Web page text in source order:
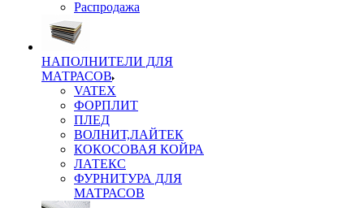
Распродажа
НАПОЛНИТЕЛИ ДЛЯ
МАТРАСОВ
VATEX
ФОРПЛИТ
ПЛЕД
ВОЛНИТ,ЛАЙТЕК
КОКОСОВАЯ КОЙРА
ЛАТЕКС
ФУРНИТУРА ДЛЯ
МАТРАСОВ